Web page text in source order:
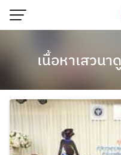
เนื้อหาเสวนา